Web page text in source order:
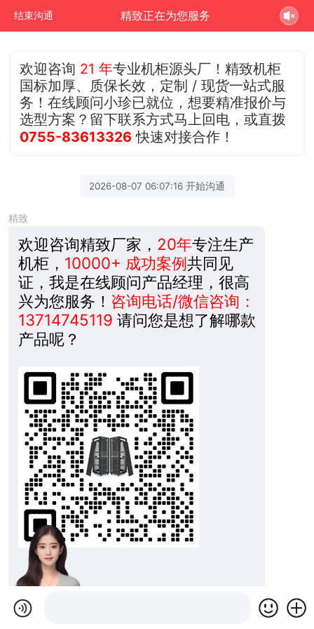
结束沟通 精致正在为您服务
欢迎咨询 21 年专业机柜源头厂！精致机柜
国标加厚、质保长效，定制 / 现货一站式服
务！在线顾问小珍已就位，想要精准报价与
选型方案？留下联系方式马上回电，或直拨
0755-83613326 快速对接合作！
2026-08-07 06:07:16 开始沟通
精致
欢迎咨询精致厂家， 20年专注生产
机柜， 10000+ 成功案例共同见
证，我是在线顾问产品经理，很高
兴为您服务！ 咨询电话/微信咨询：
13714745119 请问您是想了解哪款
产品呢？